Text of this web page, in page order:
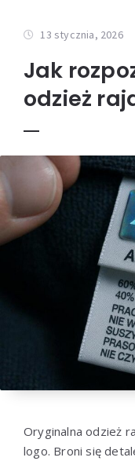
13 stycznia, 2026
Jak
odzież
Oryginalna odzież
logo. Broni się